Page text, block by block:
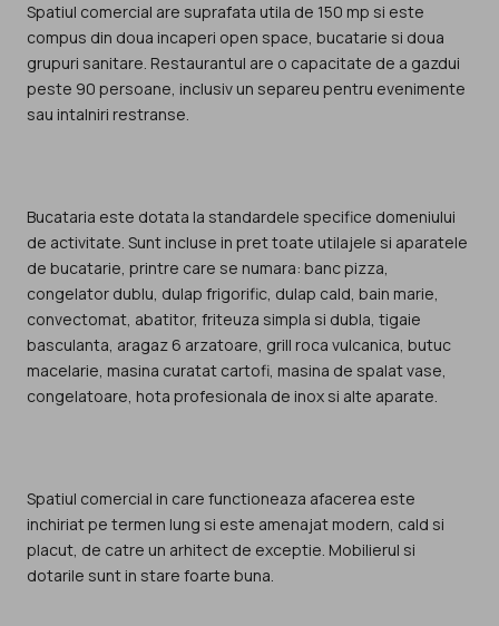
Spatiul comercial are suprafata utila de 150 mp si este
compus din doua incaperi open space, bucatarie si doua
grupuri sanitare. Restaurantul are o capacitate de a gazdui
peste 90 persoane, inclusiv un separeu pentru evenimente
sau intalniri restranse.
Bucataria este dotata la standardele specifice domeniului
de activitate. Sunt incluse in pret toate utilajele si aparatele
de bucatarie, printre care se numara: banc pizza,
congelator dublu, dulap frigorific, dulap cald, bain marie,
convectomat, abatitor, friteuza simpla si dubla, tigaie
basculanta, aragaz 6 arzatoare, grill roca vulcanica, butuc
macelarie, masina curatat cartofi, masina de spalat vase,
congelatoare, hota profesionala de inox si alte aparate.
Spatiul comercial in care functioneaza afacerea este
inchiriat pe termen lung si este amenajat modern, cald si
placut, de catre un arhitect de exceptie. Mobilierul si
dotarile sunt in stare foarte buna.